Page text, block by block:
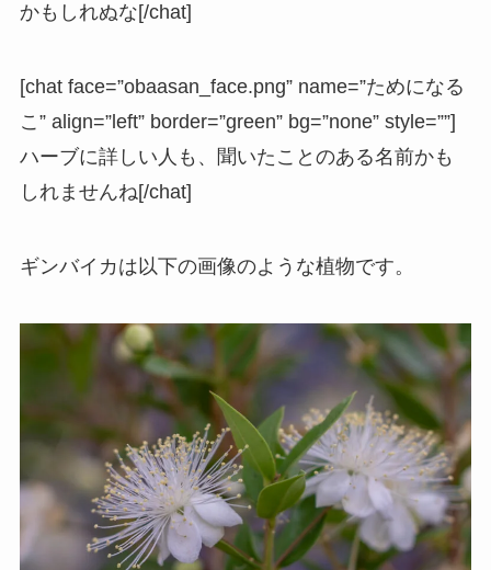
かもしれぬな[/chat]
[chat face=”obaasan_face.png” name=”ためになる
こ” align=”left” border=”green” bg=”none” style=””]
ハーブに詳しい人も、聞いたことのある名前かも
しれませんね[/chat]
ギンバイカは以下の画像のような植物です。